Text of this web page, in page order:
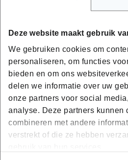
Deze website maakt gebruik
We gebruiken cookies om
personaliseren, om functies
bieden en om ons
delen we informatie over uw
onze partners voor social
analyse. Deze partners kunnen
combineren met andere
verstrekt of die ze hebben
Ben je klaar om je idee verder uit
te pakken? Dan isStart me upde
Heb je eerst nog meer bewijs
test of voorbereiding je nog moet